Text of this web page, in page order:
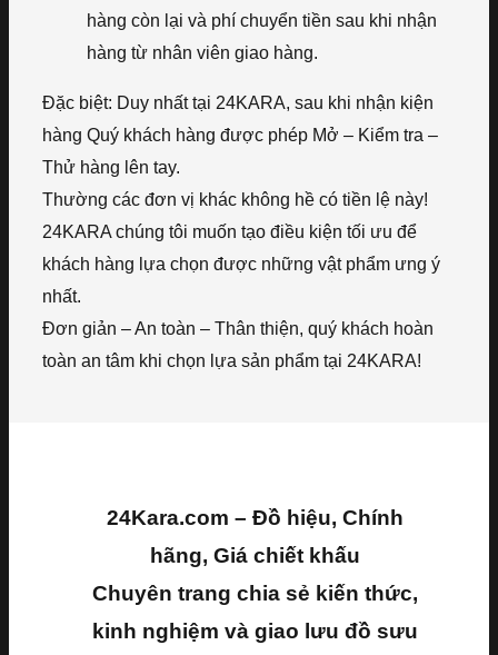
hàng còn lại và phí chuyển tiền sau khi nhận
hàng từ nhân viên giao hàng.
Đặc biệt: Duy nhất tại 24KARA, sau khi nhận kiện
hàng Quý khách hàng được phép Mở – Kiểm tra –
Thử hàng lên tay.
Thường các đơn vị khác không hề có tiền lệ này!
24KARA chúng tôi muốn tạo điều kiện tối ưu để
khách hàng lựa chọn được những vật phẩm ưng ý
nhất.
Đơn giản – An toàn – Thân thiện, quý khách hoàn
toàn an tâm khi chọn lựa sản phẩm tại 24KARA!
24Kara.com – Đồ hiệu, Chính
hãng, Giá chiết khấu
Chuyên trang chia sẻ kiến thức,
kinh nghiệm và giao lưu đồ sưu